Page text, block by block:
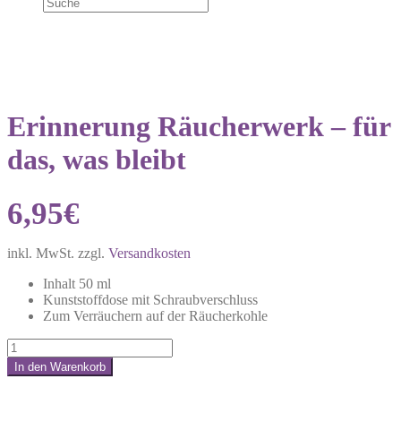
Erinnerung Räucherwerk – für
das, was bleibt
6,95€
inkl. MwSt. zzgl. Versandkosten
Inhalt 50 ml
Kunststoffdose mit Schraubverschluss
Zum Verräuchern auf der Räucherkohle
Erinnerung
Räucherwerk
–
In den Warenkorb